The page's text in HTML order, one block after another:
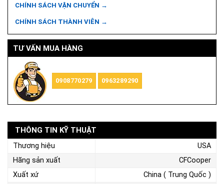
CHÍNH SÁCH VẬN CHUYỂN →
CHÍNH SÁCH THÀNH VIÊN →
TƯ VẤN MUA HÀNG
0908770279 0963289290
THÔNG TIN KỸ THUẬT
Thương hiệu
USA
Hãng sản xuất
CFCooper
Xuất xứ
China ( Trung Quốc )